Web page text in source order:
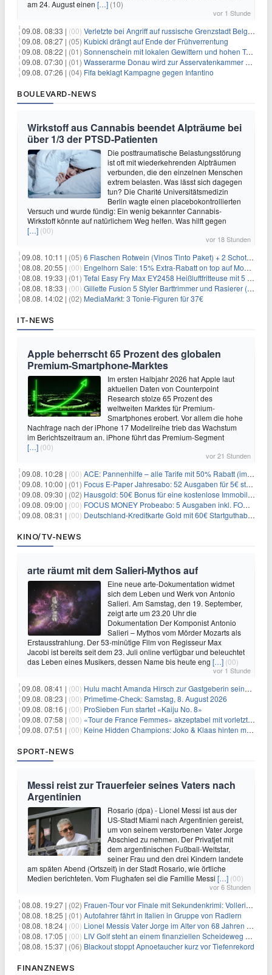
am 24. August einen […] (10)
vor 1 Stunde
09.08. 08:33 | (00) Verletzte bei Angriff auf russische Grenzstadt Belgorod
09.08. 08:27 | (05) Kubicki drängt auf Ende der Frühverrentung
09.08. 08:22 | (01) Sonnenschein mit lokalen Gewittern und hohen Temperaturen
09.08. 07:30 | (01) Wasserarme Donau wird zur Asservatenkammer der Geschichte
09.08. 07:26 | (04) Fifa beklagt Kampagne gegen Infantino
BOULEVARD-NEWS
Wirkstoff aus Cannabis beendet Alpträume bei
über 1/3 der PTSD-Patienten
Die posttraumatische Belastungsstörung
ist oft mit wiederkehrenden Alpträumen
verbunden, die den einzelnen Menschen
extrem belasten. Was lässt sich dagegen
tun? Die Charité Universitätsmedizin
Berlin wagte einen placebokontrollierten
Versuch und wurde fündig: Ein wenig bekannter Cannabis-
Wirkstoff könnte auf natürlichem Weg helfen. Was hilft gegen
[…] (00)
vor 18 Stunden
09.08. 10:11 | (05) 6 Flaschen Rotwein (Vinos Tinto Paket) + 2 Schott Zwiesel Gläser für 25,99€ inkl. Versand
08.08. 20:55 | (00) Engelhorn Sale: 15% Extra-Rabatt on top auf Mode- und Sport-Artikel
08.08. 19:33 | (01) Tefal Easy Fry Max EY2458 Heißluftfritteuse mit 5 Litern für 64,99€
08.08. 18:33 | (00) Gillette Fusion 5 Styler Barttrimmer und Rasierer (All in One) für 16€
08.08. 14:02 | (02) MediaMarkt: 3 Tonie-Figuren für 37€
IT-NEWS
Apple beherrscht 65 Prozent des globalen
Premium-Smartphone-Marktes
Im ersten Halbjahr 2026 hat Apple laut
aktuellen Daten von Counterpoint
Research stolze 65 Prozent des
weltweiten Marktes für Premium-
Smartphones erobert. Vor allem die hohe
Nachfrage nach der iPhone 17 Modellreihe trieb das Wachstum
im Berichtszeitraum an. iPhone führt das Premium-Segment
[…] (00)
vor 21 Stunden
09.08. 10:28 | (00) ACE: Pannenhilfe – alle Tarife mit 50% Rabatt (im ersten Jahr)
09.08. 10:00 | (01) Focus E-Paper Jahresabo: 52 Ausgaben für 5€ statt 207,48€ – per Formular kündbar!
09.08. 09:30 | (02) Hausgold: 50€ Bonus für eine kostenlose Immobilienbewertung
09.08. 09:00 | (00) FOCUS MONEY Probeabo: 5 Ausgaben inkl. FOCUS+ Zugang für 5€
09.08. 08:31 | (00) Deutschland-Kreditkarte Gold mit 60€ Startguthaben (45€ Gewinn)
KINO/TV-NEWS
arte räumt mit dem Salieri-Mythos auf
Eine neue arte-Dokumentation widmet
sich dem Leben und Werk von Antonio
Salieri. Am Samstag, den 19. September,
zeigt arte um 23.20 Uhr die
Dokumentation Der Komponist Antonio
Salieri – Mythos vom Mörder Mozarts als
Erstausstrahlung. Der 53-minütige Film von Regisseur Max
Jacobi ist bereits seit dem 23. Juli online verfügbar und beleuchtet
das Leben eines Musikers, dessen Name bis heute eng […] (00)
vor 1 Stunde
09.08. 08:41 | (00) Hulu macht Amanda Hirsch zur Gastgeberin seines Reality-Podcasts
09.08. 08:23 | (00) Primetime-Check: Samstag, 8. August 2026
09.08. 08:16 | (00) ProSieben Fun startet «Kaiju No. 8»
09.08. 07:58 | (00) «Tour de France Femmes» akzeptabel mit vorletzter Etappe
09.08. 07:51 | (00) Keine Hidden Champions: Joko & Klaas hinten mit Best-Of
SPORT-NEWS
Messi reist zur Trauerfeier seines Vaters nach
Argentinien
Rosario (dpa) - Lionel Messi ist aus der
US-Stadt Miami nach Argentinien gereist,
um von seinem verstorbenen Vater Jorge
Abschied zu nehmen. Der Privatjet mit
dem argentinischen Fußball-Weltstar,
seiner Frau und den drei Kindern landete
am späten Abend (Ortszeit) in der Stadt Rosario, wie örtliche
Medien berichteten. Vom Flughafen sei die Familie Messi […] (00)
vor 6 Stunden
08.08. 19:27 | (02) Frauen-Tour vor Finale mit Sekundenkrimi: Vollering in Gelb
08.08. 18:25 | (01) Autofahrer fährt in Italien in Gruppe von Radlern
08.08. 18:24 | (00) Lionel Messis Vater Jorge im Alter von 68 Jahren gestorben
08.08. 17:05 | (00) LIV Golf steht an einem finanziellen Scheideweg auf der Suche nach neuen Investitionen
08.08. 15:37 | (06) Blackout stoppt Apnoetaucher kurz vor Tiefenrekord
FINANZNEWS